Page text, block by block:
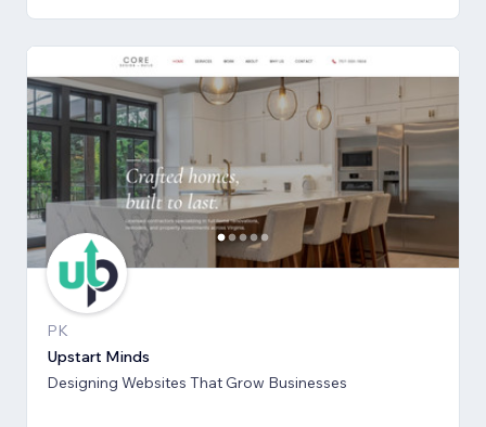
PK
Upstart Minds
Designing Websites That Grow Businesses